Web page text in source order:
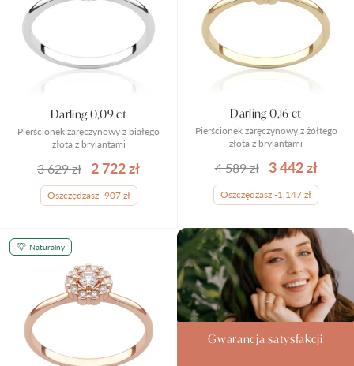
Pierścionek zaręczynowy z białego
złota z brylantami
Darling 0,09 ct
3 629 zł 2 722 zł
Oszczędzasz -907 zł
Pierścionek zaręczynowy z żółtego
złota z brylantami
Darling 0,16 ct
4 589 zł 3 442 zł
Oszczędzasz -1 147 zł
Naturalny
Gwarancja satysfakcji